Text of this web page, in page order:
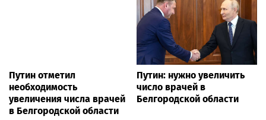
Путин отметил
необходимость
увеличения числа врачей
в Белгородской области
Путин: нужно увеличить
число врачей в
Белгородской области